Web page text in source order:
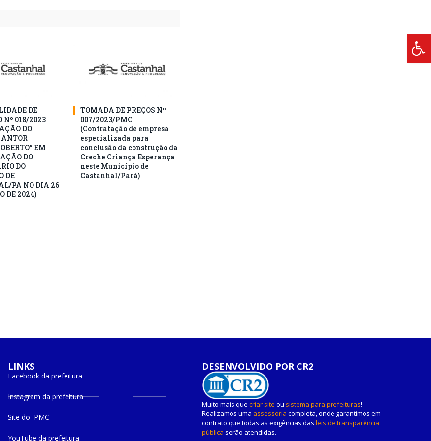
DE
Nº 018/2023
DO
EM
DO
DO
DE
PA NO DIA 26
DE 2024)
TOMADA DE PREÇOS Nº
007/2023/PMC
(Contratação de empresa
especializada para
conclusão da construção da
Creche Criança Esperança
neste Município de
Castanhal/Pará)
LINKS
Facebook da prefeitura
Instagram da prefeitura
Site do IPMC
YouTube da prefeitura
DESENVOLVIDO POR CR2
Muito mais que criar site ou sistema para prefeituras!
Realizamos uma assessoria completa, onde garantimos em
contrato que todas as exigências das leis de transparência
pública serão atendidas.